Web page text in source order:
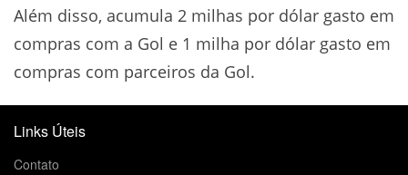
Além disso, acumula 2 milhas por dólar gasto em
compras com a Gol e 1 milha por dólar gasto em
compras com parceiros da Gol.
Links Úteis
Contato